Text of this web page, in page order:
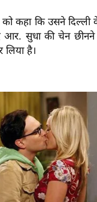
को कहा कि उसने
आर. सुधा की चेन छीनने
लिया है।